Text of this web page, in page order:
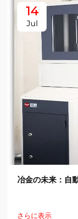
14
Jul
冶金の未来：自
さらに表示